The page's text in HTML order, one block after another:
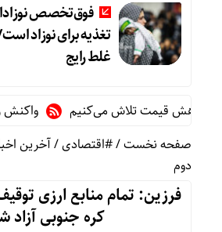
فوق‌تخصص
تغذیه برای نوزاد
غلط رایج
کاهش قیمت تلاش می‌کنیم
واکنش رئیس
صفحه نخست/#اقتصادی/آخرین
دوم
فرزین: تمام منابع ارزی
کره جنوبی آزاد